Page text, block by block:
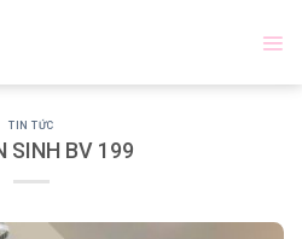
TIN TỨC
SINH BV 199